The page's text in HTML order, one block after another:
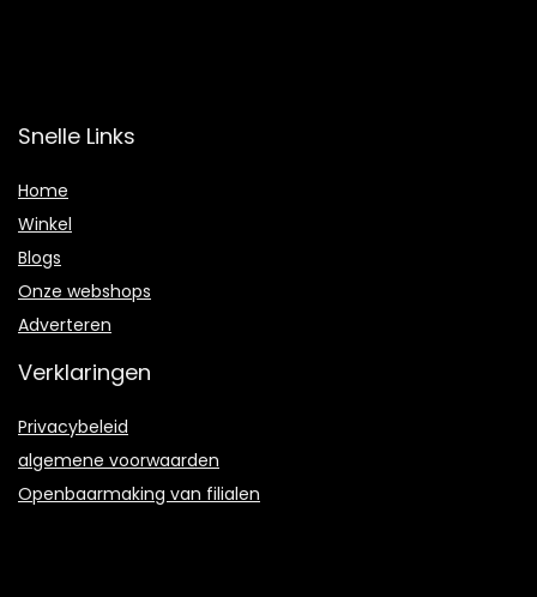
Snelle Links
Home
Winkel
Blogs
Onze webshops
Adverteren
Verklaringen
Privacybeleid
algemene voorwaarden
Openbaarmaking van filialen